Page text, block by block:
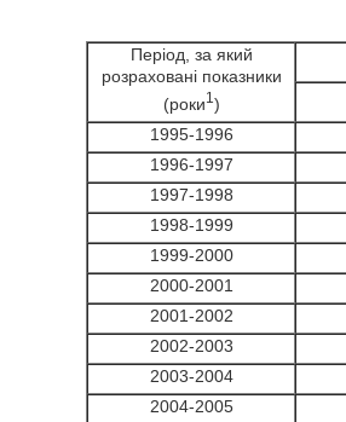
Період, за який
розраховані показники
(роки1 )
1995-1996
1996-1997
1997-1998
1998-1999
1999-2000
2000-2001
2001-2002
2002-2003
2003-2004
2004-2005